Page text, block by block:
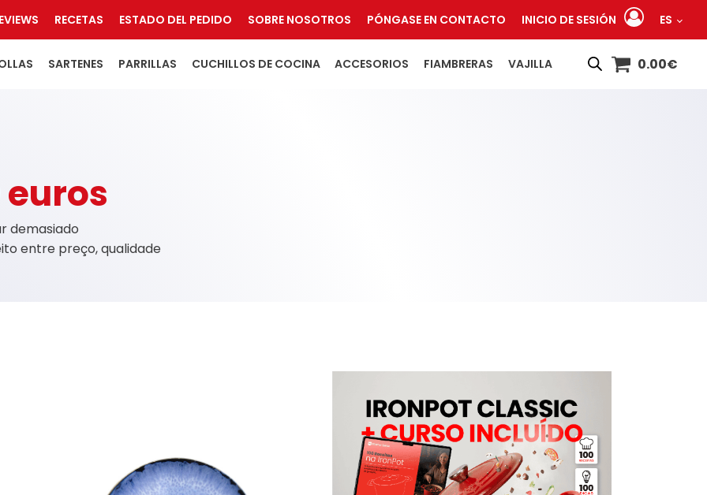
RECETAS ESTADO DEL PEDIDO SOBRE NOSOTROS PÓNGASE EN CONTACTO INICIO DE SESIÓN ES
SARTENES PARRILLAS CUCHILLOS DE COCINA ACCESORIOS FIAMBRERAS VAJILLA 0.00€
demasiado
entre preço, qualidade